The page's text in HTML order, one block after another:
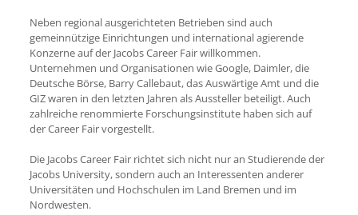
Neben regional ausgerichteten Betrieben sind auch
gemeinnützige Einrichtungen und international agierende
Konzerne auf der Jacobs Career Fair willkommen.
Unternehmen und Organisationen wie Google, Daimler, die
Deutsche Börse, Barry Callebaut, das Auswärtige Amt und die
GIZ waren in den letzten Jahren als Aussteller beteiligt. Auch
zahlreiche renommierte Forschungsinstitute haben sich auf
der Career Fair vorgestellt.
Die Jacobs Career Fair richtet sich nicht nur an Studierende der
Jacobs University, sondern auch an Interessenten anderer
Universitäten und Hochschulen im Land Bremen und im
Nordwesten.